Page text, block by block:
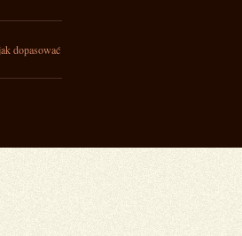
dopasować